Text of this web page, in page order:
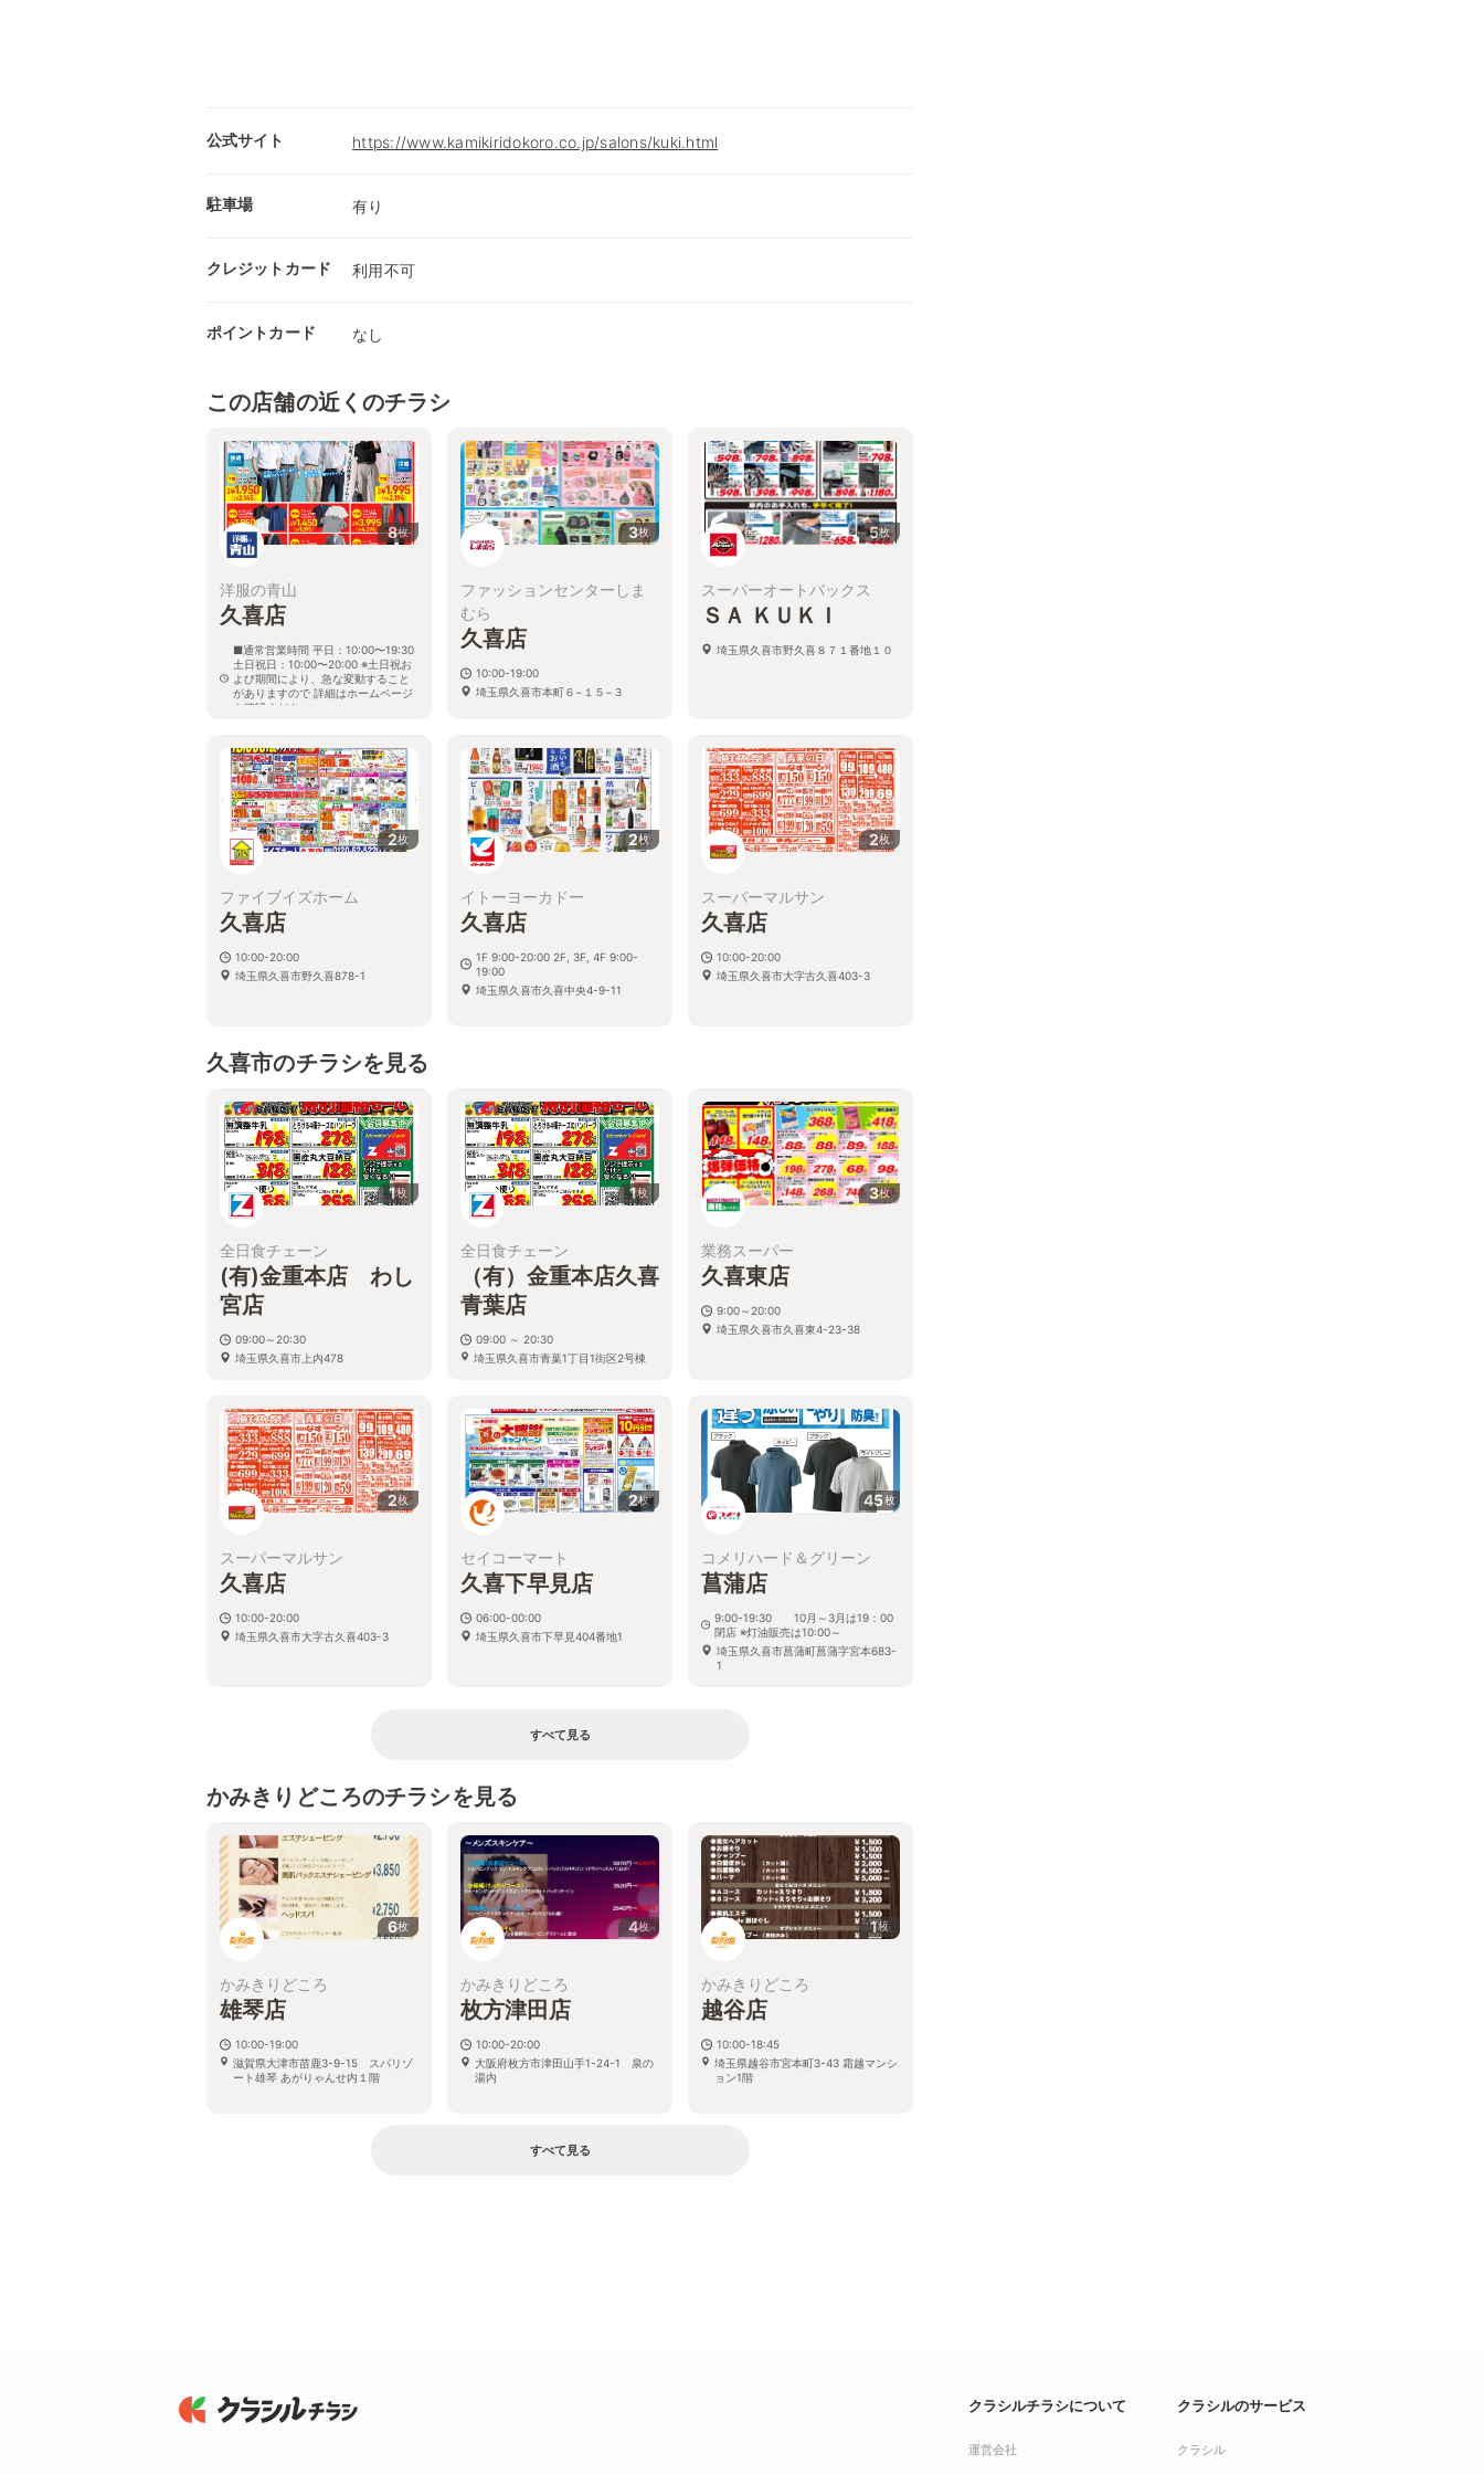
公式サイト https://www.kamikiridokoro.co.jp/salons/kuki.html
駐車場 有り
クレジットカード 利用不可
ポイントカード なし
この店舗の近くのチラシ
8枚
洋服の青山
久喜店
■通常営業時間 平日：10:00〜19:30
土日祝日：10:00〜20:00 ※土日祝お
よび期間により、急な変動すること
がありますので 詳細はホームページ
を確認ください
3枚
ファッションセンターしま
むら
久喜店
10:00-19:00
埼玉県久喜市本町６−１５−３
5枚
スーパーオートバックス
ＳＡ ＫＵＫＩ
埼玉県久喜市野久喜８７１番地１０
2枚
ファイブイズホーム
久喜店
10:00-20:00
埼玉県久喜市野久喜878-1
2枚
イトーヨーカドー
久喜店
1F 9:00-20:00 2F, 3F, 4F 9:00-
19:00
埼玉県久喜市久喜中央4-9-11
2枚
スーパーマルサン
久喜店
10:00-20:00
埼玉県久喜市大字古久喜403-3
久喜市のチラシを見る
1枚
全日食チェーン
(有)金重本店 わし
宮店
09:00～20:30
埼玉県久喜市上内478
1枚
全日食チェーン
（有）金重本店久喜
青葉店
09:00 ～ 20:30
埼玉県久喜市青葉1丁目1街区2号棟
3枚
業務スーパー
久喜東店
9:00～20:00
埼玉県久喜市久喜東4-23-38
2枚
スーパーマルサン
久喜店
10:00-20:00
埼玉県久喜市大字古久喜403-3
2枚
セイコーマート
久喜下早見店
06:00-00:00
埼玉県久喜市下早見404番地1
45枚
コメリハード＆グリーン
菖蒲店
9:00-19:30 10月～3月は19：00
閉店 ※灯油販売は10:00～
埼玉県久喜市菖蒲町菖蒲字宮本683-
1
すべて見る
かみきりどころのチラシを見る
6枚
かみきりどころ
雄琴店
10:00-19:00
滋賀県大津市苗鹿3-9-15 スパリゾ
ート雄琴 あがりゃんせ内１階
4枚
かみきりどころ
枚方津田店
10:00-20:00
大阪府枚方市津田山手1-24-1 泉の
湯内
1枚
かみきりどころ
越谷店
10:00-18:45
埼玉県越谷市宮本町3-43 霜越マンシ
ョン1階
すべて見る
クラシルチラシについて
運営会社
クラシルのサービス
クラシル